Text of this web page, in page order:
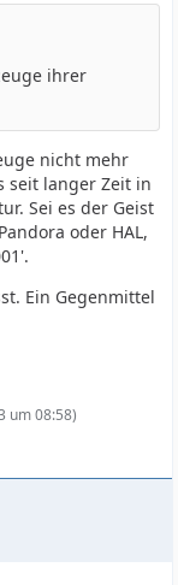
ihrer
nicht mehr
seit langer Zeit in
Sei es der Geist
oder HAL,
Ein Gegenmittel
um 08:58)